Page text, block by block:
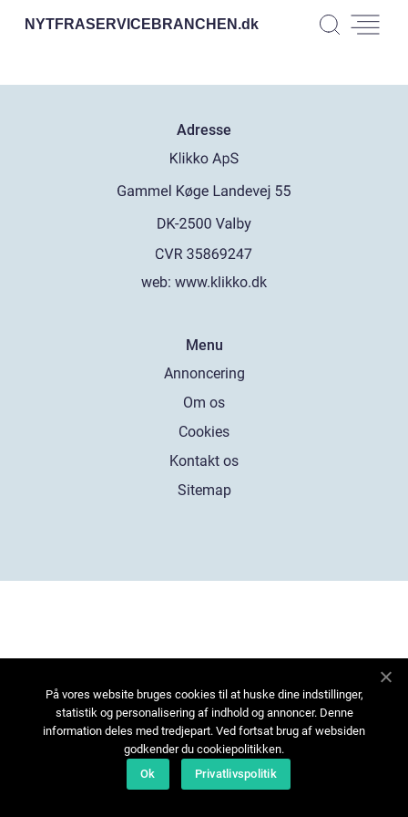
NYTFRASERVICEBRANCHEN.dk
Adresse
web: www.klikko.dk
Menu
Annoncering
Om os
Cookies
Kontakt os
Sitemap
På vores website bruges cookies til at huske dine indstillinger,
statistik og personalisering af indhold og annoncer. Denne
information deles med tredjepart. Ved fortsat brug af websiden
godkender du cookiepolitikken.
Ok
Privatlivspolitik